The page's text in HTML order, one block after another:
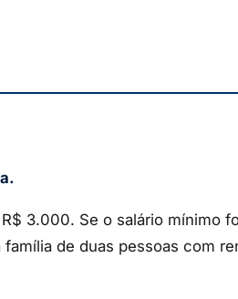
3.000. Se o salário mínimo
de duas pessoas com